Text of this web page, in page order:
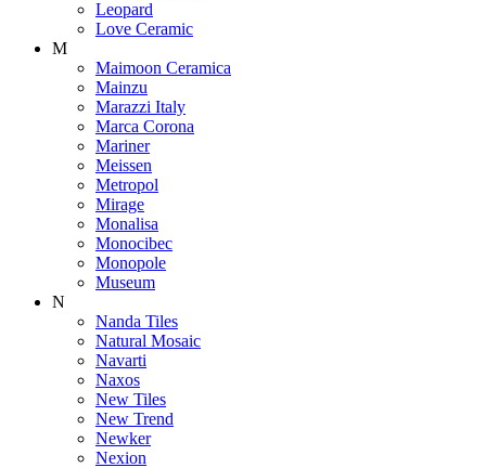
Leopard
Love Ceramic
M
Maimoon Ceramica
Mainzu
Marazzi Italy
Marca Corona
Mariner
Meissen
Metropol
Mirage
Monalisa
Monocibec
Monopole
Museum
N
Nanda Tiles
Natural Mosaic
Navarti
Naxos
New Tiles
New Trend
Newker
Nexion